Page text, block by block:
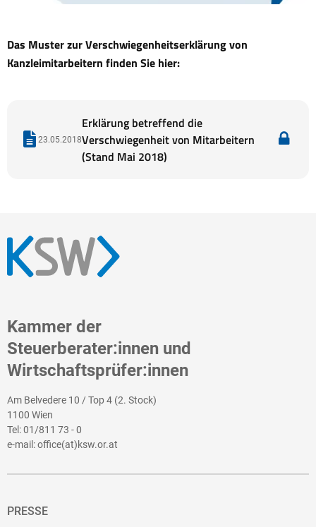
Das Muster zur Verschwiegenheitserklärung von
Kanzleimitarbeitern finden Sie hier:
23.05.2018
Erklärung betreffend die
Verschwiegenheit von Mitarbeitern
(Stand Mai 2018)
Kammer der
Steuerberater:innen und
Wirtschaftsprüfer:innen
Am Belvedere 10 / Top 4 (2. Stock)
1100 Wien
Tel:01/811 73 - 0
e-mail:office(at)ksw.or.at
PRESSE